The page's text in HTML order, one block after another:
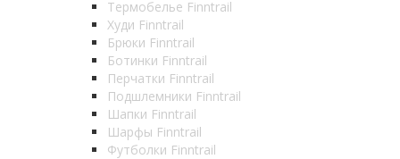
Термобелье Finntrail
Худи Finntrail
Брюки Finntrail
Ботинки Finntrail
Перчатки Finntrail
Подшлемники Finntrail
Шапки Finntrail
Шарфы Finntrail
Футболки Finntrail